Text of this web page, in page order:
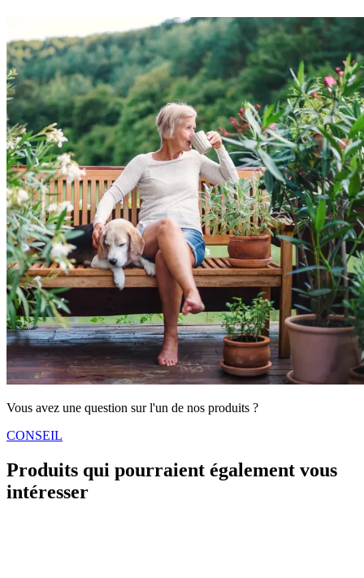
Vous avez une question sur l'un de nos produits ?
CONSEIL
Produits qui pourraient également vous
intéresser